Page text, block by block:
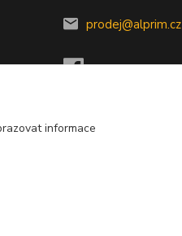
prodej@alprim.cz
informace